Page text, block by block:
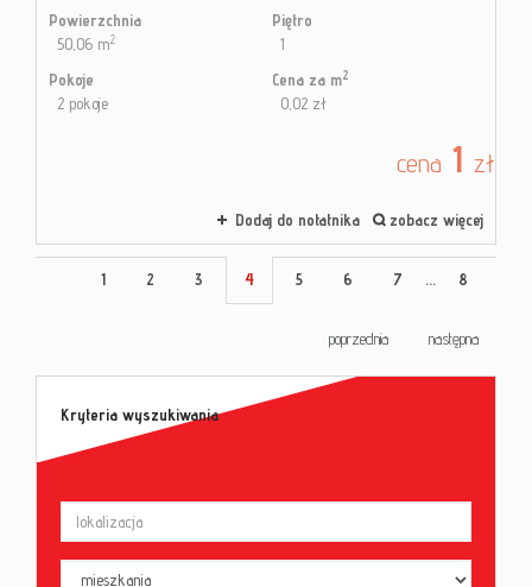
Powierzchnia
50,06 m2
Piętro
1
Pokoje
2 pokoje
Cena za m2
0,02 zł
cena 1 zł
Dodaj do notatnika zobacz więcej
1 2 3 4 5 6 7 ... 8
poprzednia następna
Kryteria wyszukiwania